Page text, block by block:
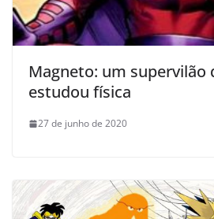
Magneto: um supervilão
estudou física
27 de junho de 2020